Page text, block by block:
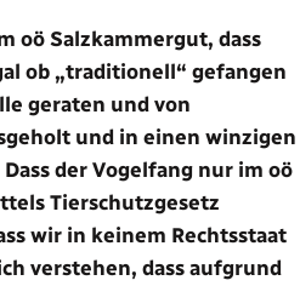
oö Salzkammergut, dass
ob „traditionell“ gefangen
geraten und von
und in einen winzigen
der Vogelfang nur im oö
Tierschutzgesetz
wir in keinem Rechtsstaat
verstehen, dass aufgrund